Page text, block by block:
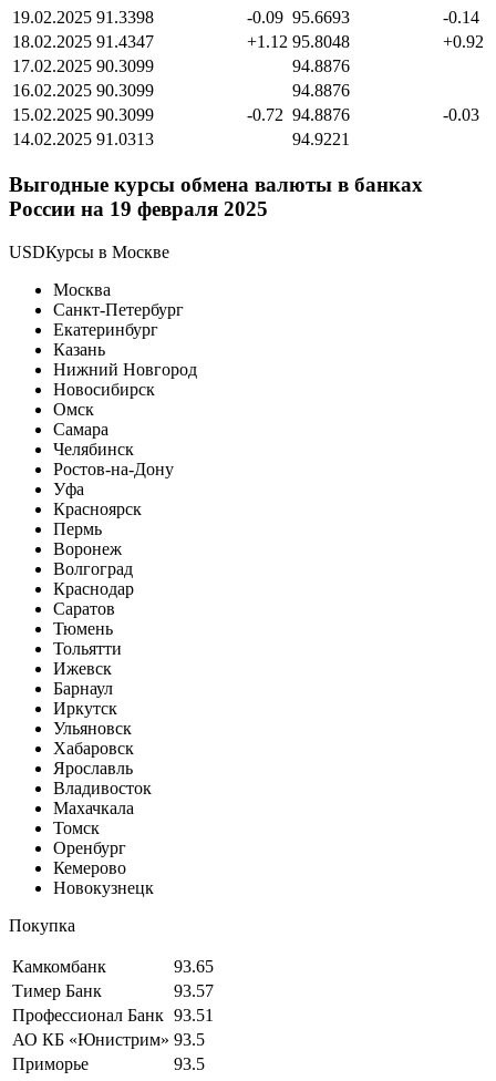
19.02.2025 91.3398 -0.09 95.6693
-0.14
18.02.2025 91.4347 +1.12 95.8048
+0.92
17.02.2025 90.3099
94.8876
16.02.2025 90.3099
94.8876
15.02.2025 90.3099 -0.72 94.8876
-0.03
14.02.2025 91.0313 94.9221
Выгодные курсы обмена валюты в банках
России на 19 февраля 2025
USDКурсы в Москве
Москва
Санкт-Петербург
Екатеринбург
Казань
Нижний Новгород
Новосибирск
Омск
Самара
Челябинск
Ростов-на-Дону
Уфа
Красноярск
Пермь
Воронеж
Волгоград
Краснодар
Саратов
Тюмень
Тольятти
Ижевск
Барнаул
Иркутск
Ульяновск
Хабаровск
Ярославль
Владивосток
Махачкала
Томск
Оренбург
Кемерово
Новокузнецк
Покупка
Камкомбанк
93.65
Тимер Банк
93.57
Профессионал Банк 93.51
АО КБ «Юнистрим» 93.5
Приморье
93.5